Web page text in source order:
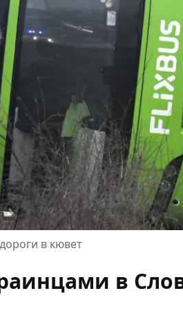
в кювет
в